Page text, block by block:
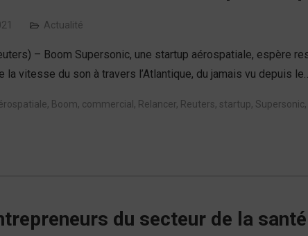
Actualité
– Boom Supersonic, une startup aérospatiale, espère
la vitesse du son à travers l’Atlantique, du jamais vu depuis
, Boom, commercial , Relancer, Reuters, startup, Supersonic,
du secteur de la